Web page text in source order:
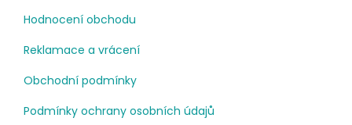
Hodnocení obchodu
Reklamace a vrácení
Obchodní podmínky
Podmínky ochrany osobních údajů